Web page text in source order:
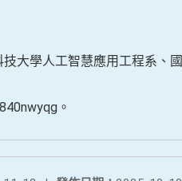
大學人工智慧應用工程系、國
。